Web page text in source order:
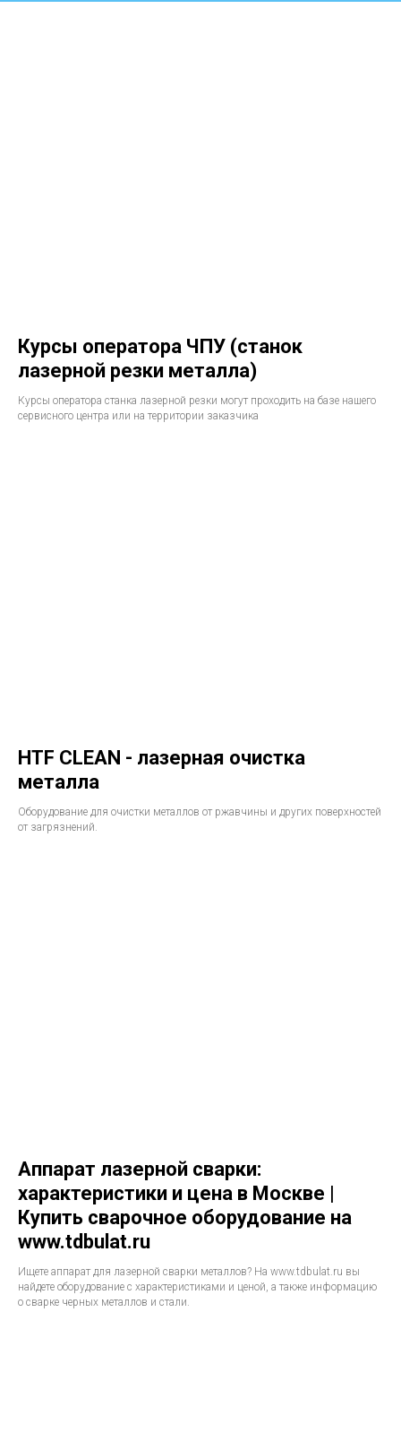
Курсы оператора ЧПУ (станок
лазерной резки металла)
Курсы оператора станка лазерной резки могут проходить на базе нашего
сервисного центра или на территории заказчика
HTF CLEAN - лазерная очистка
металла
Оборудование для очистки металлов от ржавчины и других поверхностей
от загрязнений.
Аппарат лазерной сварки:
характеристики и цена в Москве |
Купить сварочное оборудование на
www.tdbulat.ru
Ищете аппарат для лазерной сварки металлов? На www.tdbulat.ru вы
найдете оборудование с характеристиками и ценой, а также информацию
о сварке черных металлов и стали.